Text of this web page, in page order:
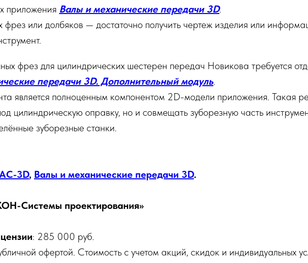
приложения Валы и механические передачи 3D.
или долбяков — достаточно получить чертеж изделия или
фрез для цилиндрических шестерен передач Новикова требуется
передачи 3D. Дополнительный модуль.
является полноценным компонентом 2D-модели приложения. Такая
цилиндрическую оправку, но и совмещать зуборезную часть
зуборезные станки.
3D, Валы и механические передачи 3D.
Системы проектирования»
: 285 000 руб.
офертой. Стоимость с учетом акций, скидок и индивидуальных